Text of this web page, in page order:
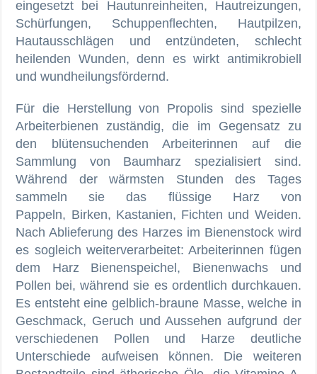
eingesetzt bei Hautunreinheiten, Hautreizungen,
Schürfungen, Schuppenflechten, Hautpilzen,
Hautausschlägen und entzündeten, schlecht
heilenden Wunden, denn es wirkt antimikrobiell
und wundheilungsfördernd.
Für die Herstellung von Propolis sind spezielle
Arbeiterbienen zuständig, die im Gegensatz zu
den blütensuchenden Arbeiterinnen auf die
Sammlung von Baumharz spezialisiert sind.
Während der wärmsten Stunden des Tages
sammeln sie das flüssige Harz von
Pappeln, Birken, Kastanien, Fichten und Weiden.
Nach Ablieferung des Harzes im Bienenstock wird
es sogleich weiterverarbeitet: Arbeiterinnen fügen
dem Harz Bienenspeichel, Bienenwachs und
Pollen bei, während sie es ordentlich durchkauen.
Es entsteht eine gelblich-braune Masse, welche in
Geschmack, Geruch und Aussehen aufgrund der
verschiedenen Pollen und Harze deutliche
Unterschiede aufweisen können. Die weiteren